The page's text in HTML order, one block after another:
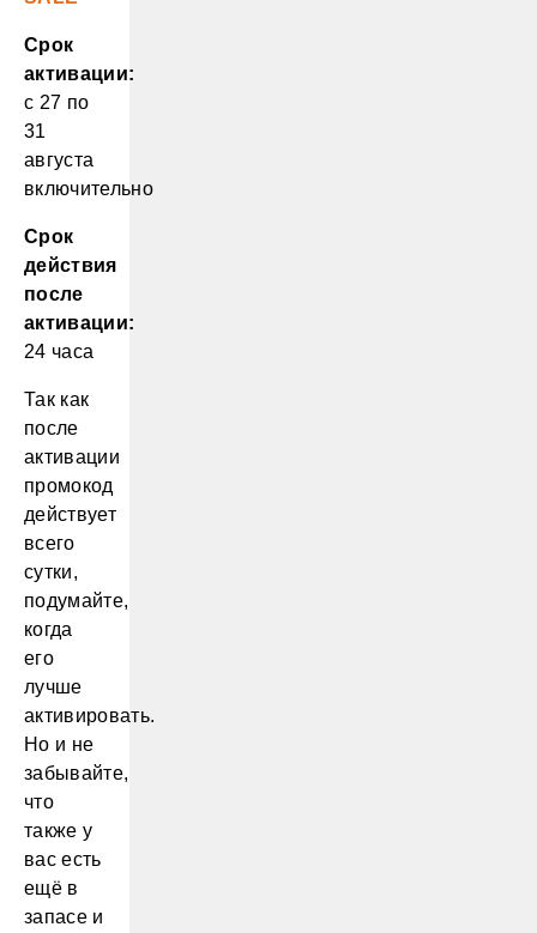
Срок
активации:
с 27 по
31
августа
включительно
Срок
действия
после
активации:
24 часа
Так как
после
активации
промокод
действует
всего
сутки,
подумайте,
когда
его
лучше
активировать.
Но и не
забывайте,
что
также у
вас есть
ещё в
запасе и